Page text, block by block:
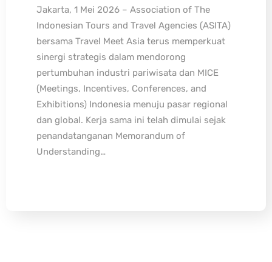
Jakarta, 1 Mei 2026 – Association of The
Indonesian Tours and Travel Agencies (ASITA)
bersama Travel Meet Asia terus memperkuat
sinergi strategis dalam mendorong
pertumbuhan industri pariwisata dan MICE
(Meetings, Incentives, Conferences, and
Exhibitions) Indonesia menuju pasar regional
dan global. Kerja sama ini telah dimulai sejak
penandatanganan Memorandum of
Understanding…